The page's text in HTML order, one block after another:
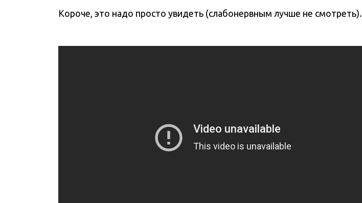
Короче, это надо просто увидеть (слабонервным лучше не смотреть).